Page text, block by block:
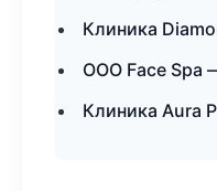
Клиника
ООО Face Spa
Клиника Aura